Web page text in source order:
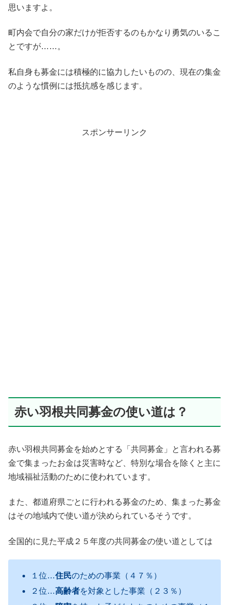
思いますよ。
町内会で自分の家だけが拒否するのもかなり勇気のいるこ
とですが……。
私自身も募金には積極的に協力したいものの、現在の集金
のような慣例には抵抗感を感じます。
スポンサーリンク
赤い羽根共同募金の使い道は？
赤い羽根共同募金を始めとする「共同募金」と言われる募
金で集まったお金は災害時など、特別な場合を除くと主に
地域福祉活動のために使われています。
また、都道府県ごとに行われる募金のため、集まった募金
はその地域内で使い道が決められているそうです。
全国的に見た平成２５年度の共同募金の使い道としては
１位…住民のための事業（４７％）
２位…高齢者を対象とした事業（２３％）